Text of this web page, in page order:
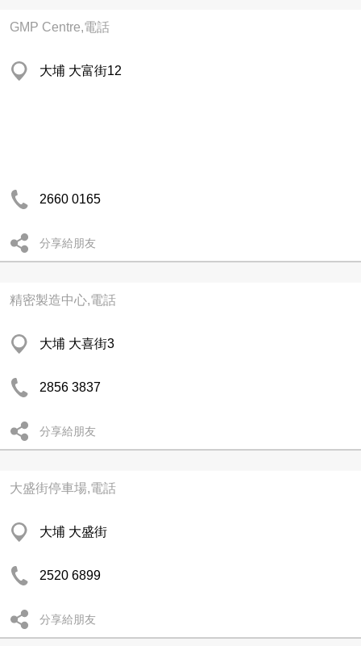
GMP Centre,電話
大埔 大富街12
2660 0165
分享給朋友
精密製造中心,電話
大埔 大喜街3
2856 3837
分享給朋友
大盛街停車場,電話
大埔 大盛街
2520 6899
分享給朋友